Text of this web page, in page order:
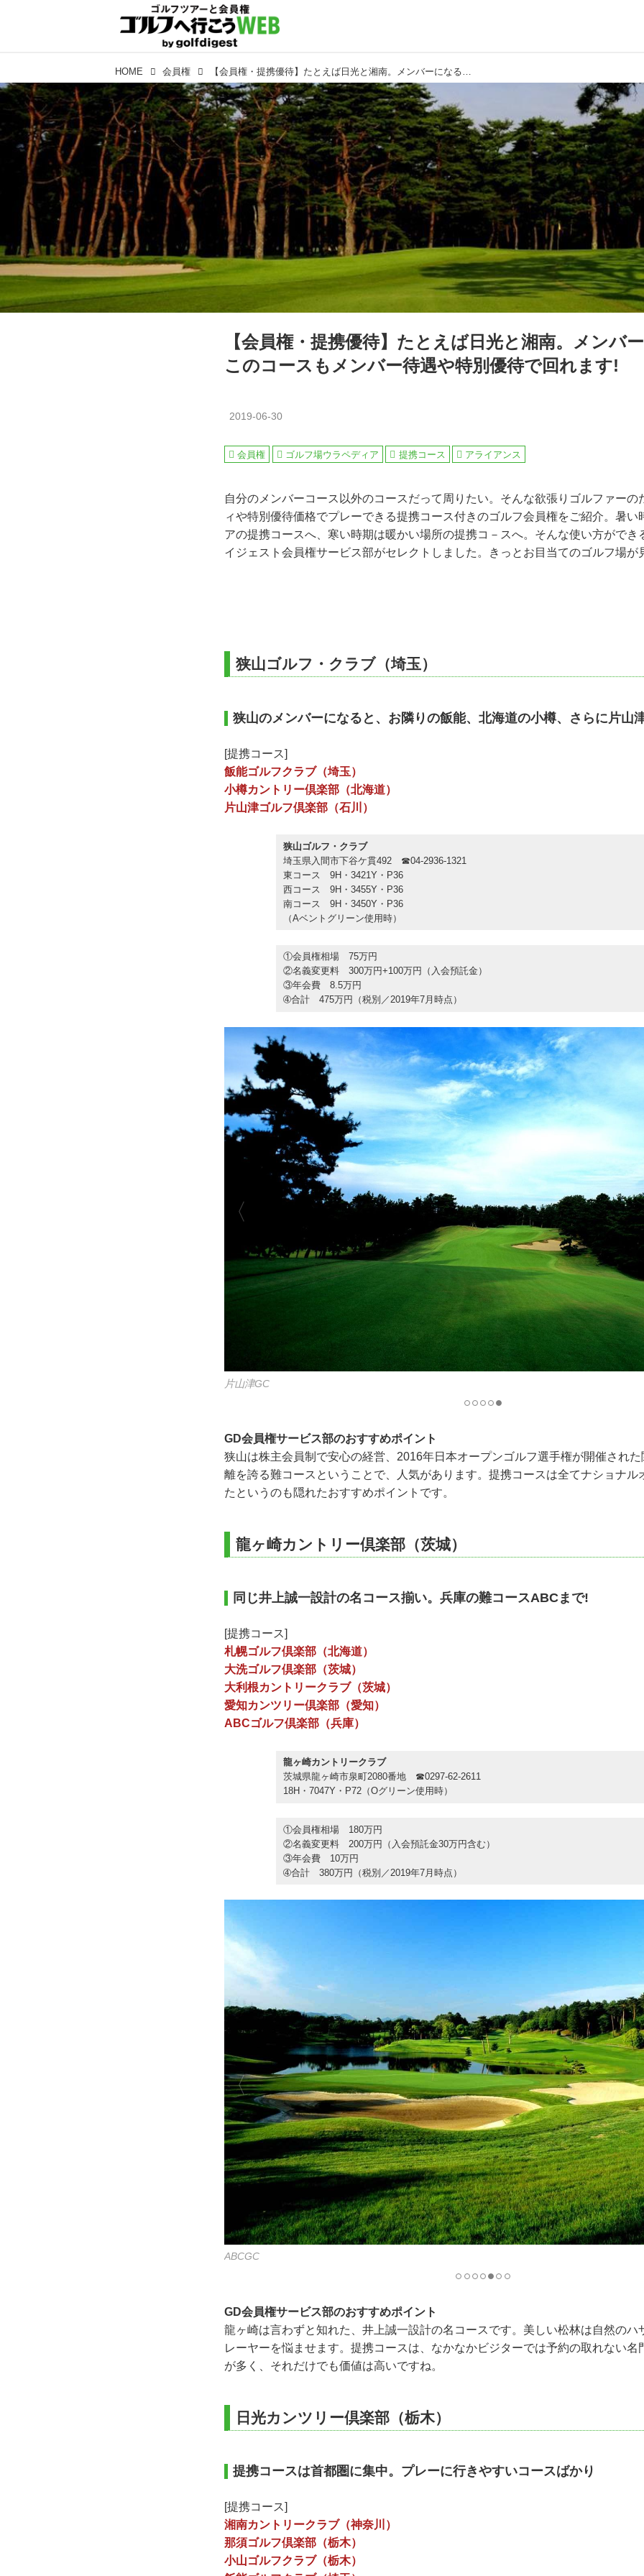
HOME 会員権 【会員権・提携優待】たとえば日光と湘南。メンバーになると、このコースもメンバー待遇や特別優待で回れます!
【会員権・提携優待】たとえば日光と湘南。メンバ
このコースもメンバー待遇や特別優待で回れます!
2019-06-30
会員権 ゴルフ場ウラペディア 提携コース アライアンス
自分のメンバーコース以外のコースだって周りたい。そんな欲張りゴルファーの
ィや特別優待価格でプレーできる提携コース付きのゴルフ会員権をご紹介。暑い
アの提携コースへ、寒い時期は暖かい場所の提携コ－スへ。そんな使い方ができ
イジェスト会員権サービス部がセレクトしました。きっとお目当てのゴルフ場が
狭山ゴルフ・クラブ（埼玉）
狭山のメンバーになると、お隣りの飯能、北海道の小樽、さらに片山
[提携コース]
飯能ゴルフクラブ（埼玉）
小樽カントリー倶楽部（北海道）
片山津ゴルフ倶楽部（石川）
狭山ゴルフ・クラブ
埼玉県入間市下谷ケ貫492 ☎04-2936-1321
東コース 9H・3421Y・P36
西コース 9H・3455Y・P36
南コース 9H・3450Y・P36
（Aベントグリーン使用時）
①会員権相場 75万円
②名義変更料 300万円+100万円（入会預託金）
③年会費 8.5万円
➃合計 475万円（税別／2019年7月時点）
片山津GC
GD会員権サービス部のおすすめポイント
狭山は株主会員制で安心の経営、2016年日本オープンゴルフ選手権が開催され
離を誇る難コースということで、人気があります。提携コースは全てナショナル
たというのも隠れたおすすめポイントです。
龍ヶ崎カントリー倶楽部（茨城）
同じ井上誠一設計の名コース揃い。兵庫の難コースABCまで!
[提携コース]
札幌ゴルフ倶楽部（北海道）
大洗ゴルフ倶楽部（茨城）
大利根カントリークラブ（茨城）
愛知カンツリー倶楽部（愛知）
ABCゴルフ倶楽部（兵庫）
龍ヶ崎カントリークラブ
茨城県龍ヶ崎市泉町2080番地 ☎0297-62-2611
18H・7047Y・P72（Oグリーン使用時）
①会員権相場 180万円
②名義変更料 200万円（入会預託金30万円含む）
③年会費 10万円
➃合計 380万円（税別／2019年7月時点）
ABCGC
GD会員権サービス部のおすすめポイント
龍ヶ崎は言わずと知れた、井上誠一設計の名コースです。美しい松林は自然のハ
レーヤーを悩ませます。提携コースは、なかなかビジターでは予約の取れない名
が多く、それだけでも価値は高いですね。
日光カンツリー倶楽部（栃木）
提携コースは首都圏に集中。プレーに行きやすいコースばかり
[提携コース]
湘南カントリークラブ（神奈川）
那須ゴルフ倶楽部（栃木）
小山ゴルフクラブ（栃木）